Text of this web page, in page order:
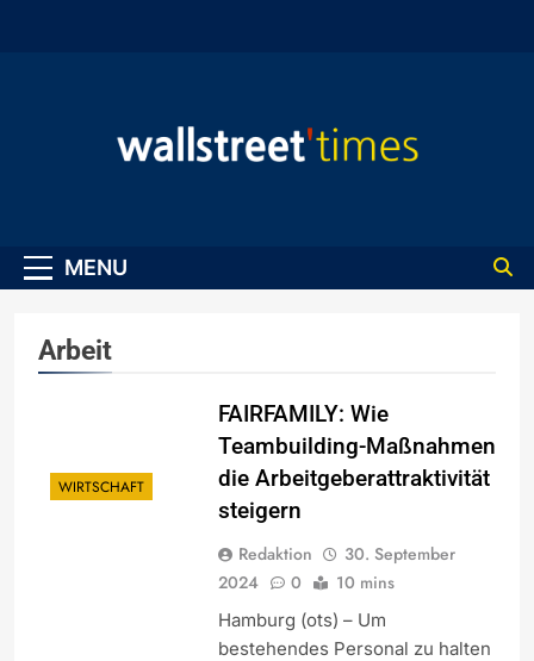
MENU
Arbeit
WIRTSCHAFT
FAIRFAMILY: Wie
Teambuilding-Maßnahmen
die Arbeitgeberattraktivität
steigern
Redaktion
30. September
2024
0 10 mins
Hamburg (ots) – Um
bestehendes Personal zu halten